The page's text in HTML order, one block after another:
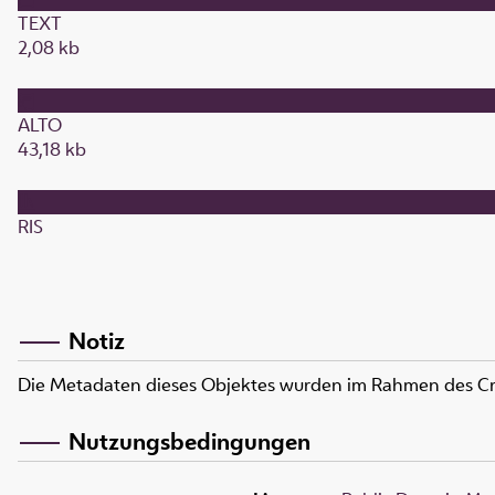
TEXT
2,08 kb
ALTO
43,18 kb
RIS
Notiz
Die Metadaten dieses Objektes wurden im Rahmen des
Nutzungsbedingungen